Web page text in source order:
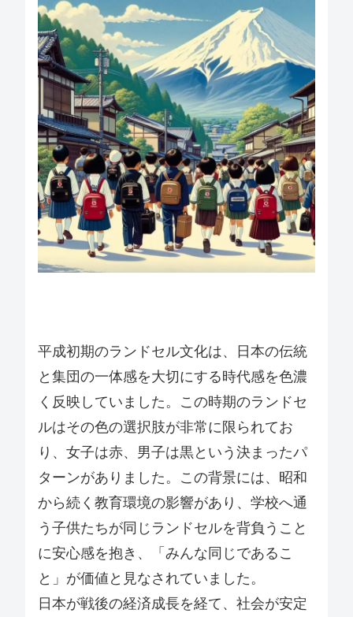
平成初期のランドセル文化は、日本の伝統
と集団の一体感を大切にする時代感を色濃
く反映していました。この時期のランドセ
ルはその色の選択肢が非常に限られてお
り、女子は赤、男子は黒という決まったパ
ターンがありました。この背景には、昭和
から続く教育環境の影響があり、学校へ通
う子供たちが同じランドセルを背負うこと
に安心感を抱き、「みんな同じであるこ
と」が価値と見なされていました。
日本が戦後の経済成長を経て、社会が安定